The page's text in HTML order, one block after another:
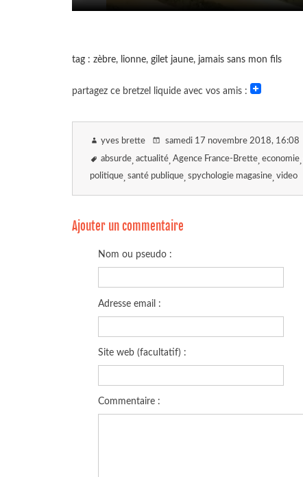
tag : zèbre, lionne, gilet jaune, jamais sans mon fils
partagez ce bretzel liquide avec vos amis :
yves brette samedi 17 novembre 2018, 16:08
absurde actualité Agence France-Brette economie
politique santé publique spychologie magasine video
Ajouter un commentaire
Nom ou pseudo :
Adresse email :
Site web (facultatif) :
Commentaire :